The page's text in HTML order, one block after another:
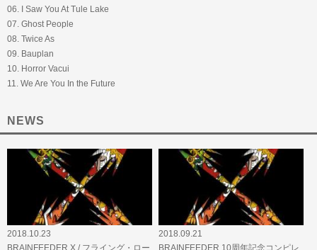
06. I Saw You At Tule Lake
07. Ghost People
08. Twice As
09. Bauplan
10. Horror Vacui
11. We Are You In the Future
NEWS
2018.10.23
BRAINFEEDER X / フライング・ロー
2018.09.21
BRAINFEEDER 10周年記念コンピレ